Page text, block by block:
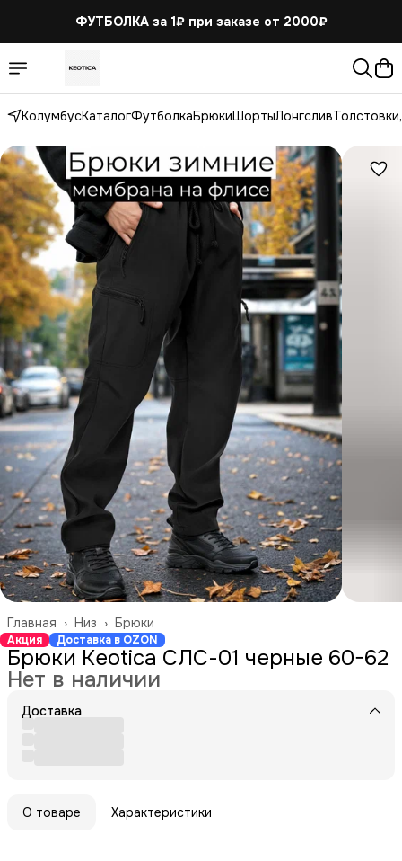
ФУТБОЛКА за 1₽ при заказе от 2000₽
КолумбусКаталогФутболкаБрюкиШортыЛонгслив
Брюки
Низ ›
Главная ›
Акция Доставка в OZON
Брюки Keotica СЛС-01 черные 60-62
Нет в наличии
Доставка
О товаре Характеристики